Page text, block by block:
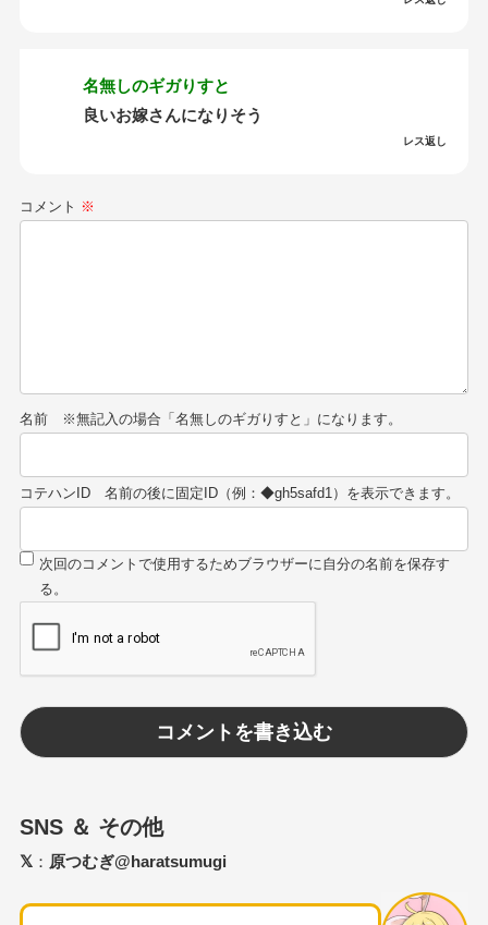
名無しのギガりすと
良いお嫁さんになりそう
レス返し
コメント ※
名前
コテハンID
SNS ＆ その他
𝕏 ： 原つむぎ@haratsumugi